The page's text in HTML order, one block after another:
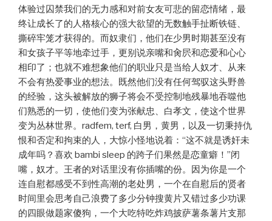
体验过囚禁我们的无力感和对前女友可悲的留恋情绪，最
终让成长了的人格核心的强大欲望的无数触手扯断铁链、
撕碎牢笼才获得的。而奴隶们，他们在少男时期甚至没有
和女孩子平等地牵过手，更别说亲嘴和肏屄和恋爱和心心
相印了；也就不难想象他们的职业只是当给人奴才、从来
不会有热爱事业的想法。既然他们没有任何驾驭这头野兽
的经验，这头被解放的狮子将会不受控制地残暴地吞噬他
们熟悉的一切，使他们变为张献忠、白孝文，使这个世界
变为丛林世界。radfem, terf, 白男，黄男，以及一切秉持仇
恨和否定和拘束的人，大惊小怪地说着：“这不就是诱奸未
成年吗？喜欢 bambi sleep 的跨子们果然是恋童癖！”闭
嘴，奴才。王者的对话里没有你插嘴的份。因为你是一个
连自慰都感受不到性高潮的老处男，一个在自慰后的贤者
时间里会思考自己浪费了多少分钟搜黄片又错过多少功课
的四眼做题家傻狗，一个大吃特吃炸鸡披萨薯条薯片支那